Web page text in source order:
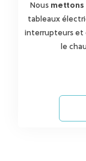
Nous mettons
tableaux
interrupteurs et
le